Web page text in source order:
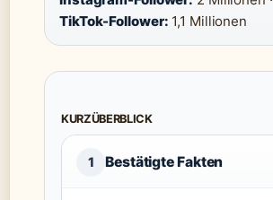
TikTok-Follower: 1,1 Millionen
KURZÜBERBLICK
1 Bestätigte Fakten